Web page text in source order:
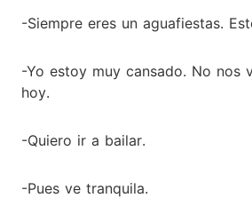
-Siempre eres un aguafiestas.
-Yo estoy muy cansado. No nos
hoy.
-Quiero ir a bailar.
-Pues ve tranquila.